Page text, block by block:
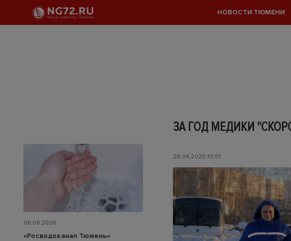
НОВОСТИ ТЮМЕНИ
ЗА ГОД МЕДИКИ
28.04.2025 10:01
06.08.2026
«Росводоканал Тюмень»